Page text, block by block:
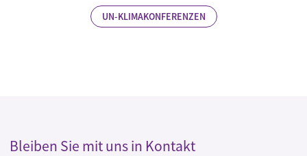
UN-KLIMAKONFERENZEN
Bleiben Sie mit uns in Kontakt